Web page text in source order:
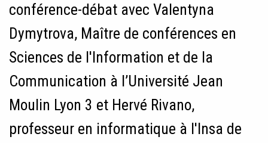
conférence-débat avec Valentyna
Dymytrova, Maître de conférences en
Sciences de l'Information et de la
Communication à l’Université Jean
Moulin Lyon 3 et Hervé Rivano,
professeur en informatique à l'Insa de